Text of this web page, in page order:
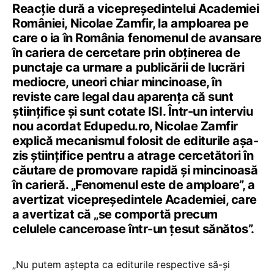
Reacție dură a vicepreședintelui Academiei
României, Nicolae Zamfir, la amploarea pe
care o ia în România fenomenul de avansare
în cariera de cercetare prin obținerea de
punctaje ca urmare a publicării de lucrări
mediocre, uneori chiar mincinoase, în
reviste care legal dau aparența că sunt
științifice și sunt cotate ISI. Într-un interviu
nou acordat Edupedu.ro, Nicolae Zamfir
explică mecanismul folosit de editurile așa-
zis științifice pentru a atrage cercetători în
căutare de promovare rapidă și mincinoasă
în carieră. „Fenomenul este de amploare”, a
avertizat vicepreședintele Academiei, care
a avertizat că „se comportă precum
celulele canceroase într-un țesut sănătos”.
„Nu putem aștepta ca editurile respective să-și